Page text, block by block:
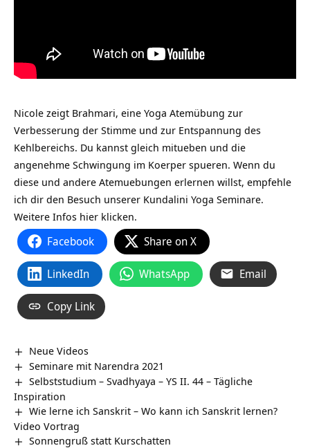
Nicole zeigt Brahmari, eine Yoga Atemübung zur
Verbesserung der Stimme und zur Entspannung des
Kehlbereichs. Du kannst gleich mitueben und die
angenehme Schwingung im Koerper spueren. Wenn du
diese und andere Atemuebungen erlernen willst, empfehle
ich dir den Besuch unserer Kundalini Yoga Seminare.
Weitere Infos hier klicken.
Facebook Share on X
LinkedIn WhatsApp Email
Copy Link
Neue Videos
Seminare mit Narendra 2021
Selbststudium – Svadhyaya – YS II. 44 – Tägliche
Inspiration
Wie lerne ich Sanskrit – Wo kann ich Sanskrit lernen?
Video Vortrag
Sonnengruß statt Kurschatten